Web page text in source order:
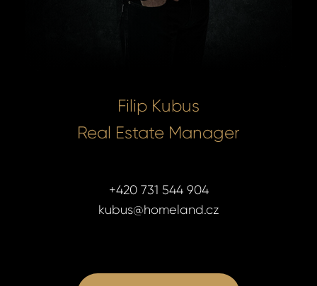
Filip Kubus
Real Estate Manager
+420 731 544 904
kubus@homeland.cz